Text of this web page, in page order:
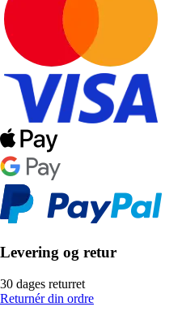
Levering og retur
30 dages returret
Returnér din ordre